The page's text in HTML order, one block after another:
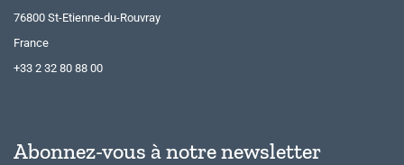
76800 St-Etienne-du-Rouvray
France
+33 2 32 80 88 00
Abonnez-vous à notre newsletter